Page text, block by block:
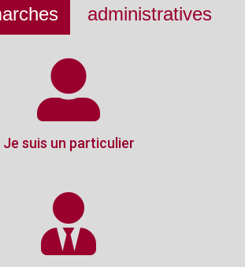
administratives
Je suis un particulier